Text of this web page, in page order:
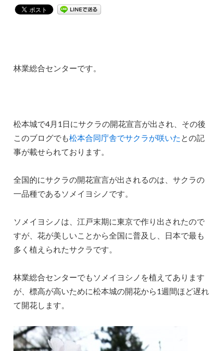
林業総合センターです。
松本城で4月1日にサクラの開花宣言が出され、その後
このブログでも松本合同庁舎でサクラが咲いた との記
事が載せられております。
全国的にサクラの開花宣言が出されるのは、サクラの
一品種であるソメイヨシノです。
ソメイヨシノは、江戸末期に東京で作り出されたので
すが、花が美しいことから全国に普及し、日本で最も
多く植えられたサクラです。
林業総合センターでもソメイヨシノを植えてあります
が、標高が高いために松本城の開花から1週間ほど遅れ
て開花します。